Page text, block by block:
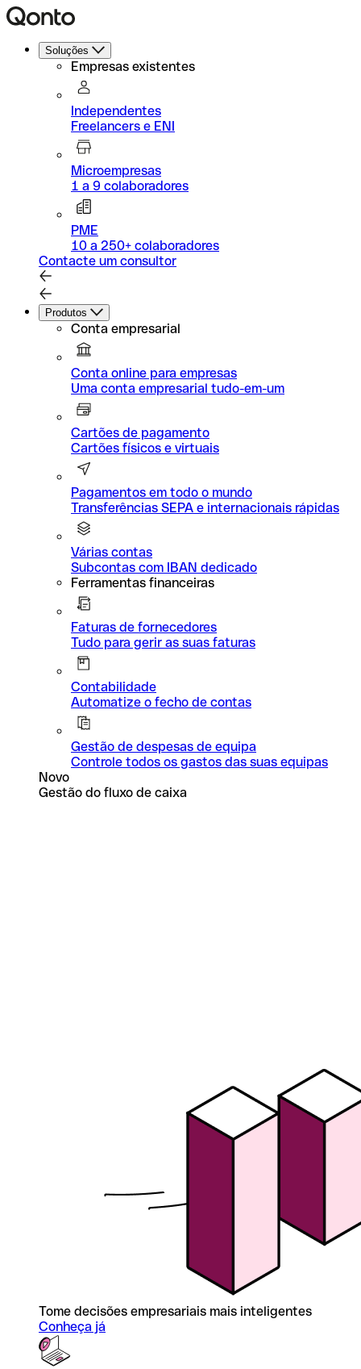
Soluções
Empresas existentes
Independentes
Freelancers e ENI
Microempresas
1 a 9 colaboradores
PME
10 a 250+ colaboradores
Contacte um consultor
Produtos
Conta empresarial
Conta online para empresas
Uma conta empresarial tudo-em-um
Cartões de pagamento
Cartões físicos e virtuais
Pagamentos em todo o mundo
Transferências SEPA e internacionais rápidas
Várias contas
Subcontas com IBAN dedicado
Ferramentas financeiras
Faturas de fornecedores
Tudo para gerir as suas faturas
Contabilidade
Automatize o fecho de contas
Gestão de despesas de equipa
Controle todos os gastos das suas equipas
Novo
Gestão do fluxo de caixa
Tome decisões empresariais mais inteligentes
Conheça já